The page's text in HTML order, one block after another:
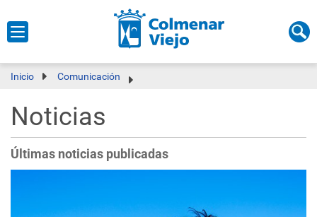
Inicio Comunicación
Noticias
Últimas noticias publicadas